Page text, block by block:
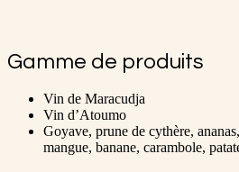
Gamme de produits
Vin de Maracudja
Vin d’Atoumo
Goyave, prune de cythère,
mangue, banane, carambole,